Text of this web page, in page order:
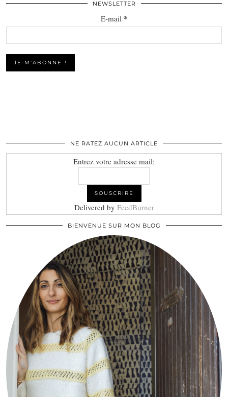
NEWSLETTER
E-mail *
NE RATEZ AUCUN ARTICLE
Entrez votre adresse mail:
Delivered by FeedBurner
BIENVENUE SUR MON BLOG